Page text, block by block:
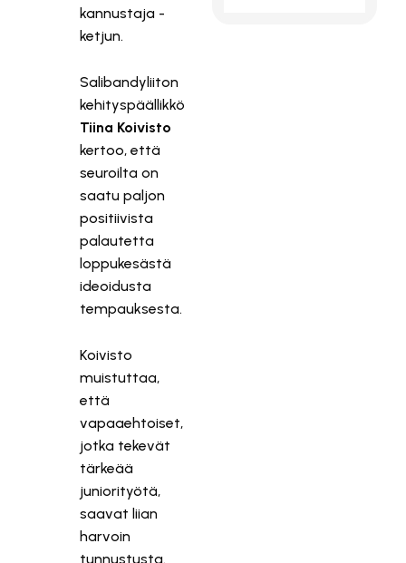
kannustaja -
ketjun.
Salibandyliiton
kehityspäällikkö
Tiina Koivisto
kertoo, että
seuroilta on
saatu paljon
positiivista
palautetta
loppukesästä
ideoidusta
tempauksesta.
Koivisto
muistuttaa,
että
vapaaehtoiset,
jotka tekevät
tärkeää
juniorityötä,
saavat liian
harvoin
tunnustusta.